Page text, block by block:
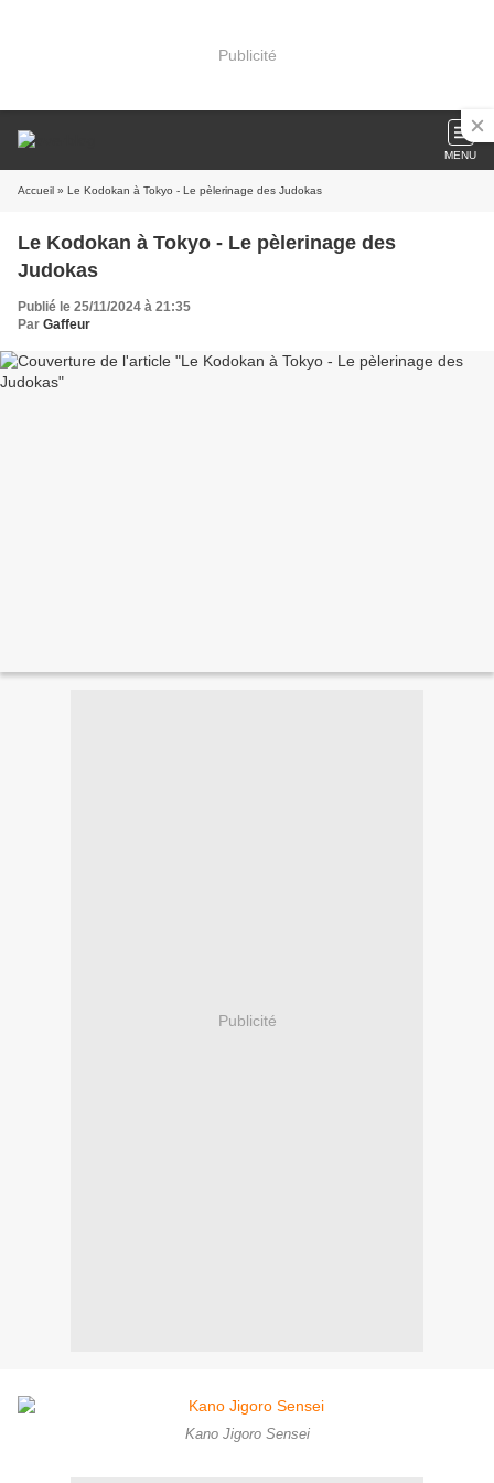
Publicité
MENU
Accueil » Le Kodokan à Tokyo - Le pèlerinage des Judokas
Le Kodokan à Tokyo - Le pèlerinage des
Judokas
Publié le 25/11/2024 à 21:35
Par Gaffeur
Publicité
Kano Jigoro Sensei